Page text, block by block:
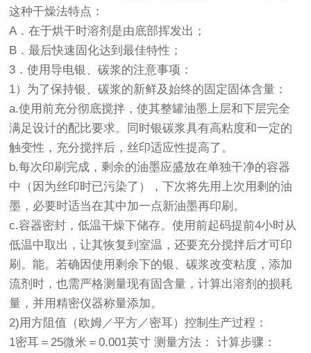
这种干燥法特点：
A．在于烘干时溶剂是由底部挥发出；
B．最后快速固化达到最佳特性；
3．使用导电银、碳浆的注意事项：
1）为了保持银、碳浆的新鲜及始终的固定固体含量：
a.使用前充分彻底搅拌，使其整罐油墨上层和下层完全
满足设计的配比要求。同时银碳浆具有高粘度和一定的
触变性，充分搅拌后，丝印适应性提高了。
b.每次印刷完成，剩余的油墨应盛放在单独干净的容器
中（因为丝印时已污染了），下次将先用上次用剩的油
墨，必要时适当在其中加一点新油墨再印刷。
c.容器密封，低温干燥下储存。使用前起码提前4小时从
低温中取出，让其恢复到室温，还要充分搅拌后才可印
刷。能。若确因使用剩余下的银、碳浆改变粘度，添加
流剂时，也需严格测量现有固含量，计算出溶剂的损耗
量，并用精密仪器称量添加。
2)用方阻值（欧姆／平方／密耳）控制生产过程：
1密耳＝25微米＝0.001英寸 测量方法： 计算步骤：